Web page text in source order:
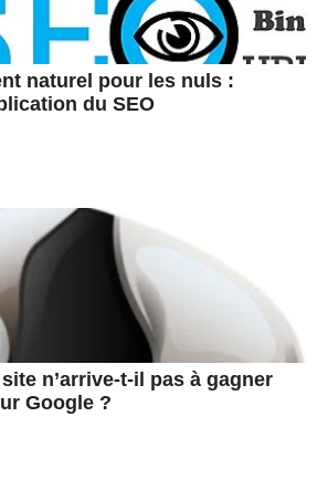
naturel pour les nuls :
du SEO
n’arrive-t-il pas à gagner
Google ?